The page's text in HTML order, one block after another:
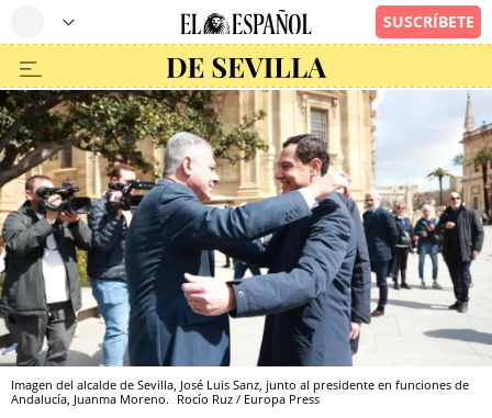
Imagen del alcalde de Sevilla, José Luis Sanz, junto al presidente en funciones de
Andalucía, Juanma Moreno. Rocío Ruz / Europa Press